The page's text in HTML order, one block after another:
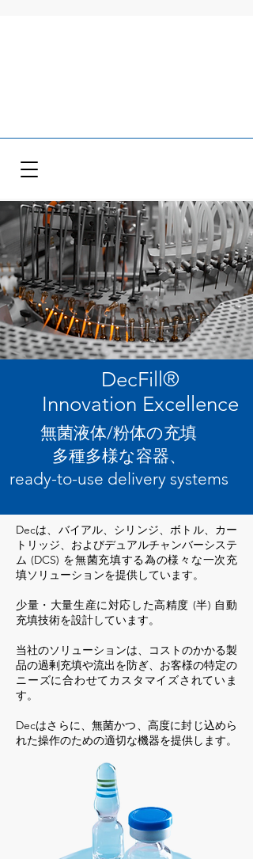
DecFill ®
Innovation Excellence
無菌液体/粉体の充填
多種多様な容器、
ready-to-use delivery systems
Decは、バイアル、シリンジ、ボトル、カー
トリッジ、およびデュアルチャンバーシステ
ム (DCS) を無菌充填する為の様々な一次充
填ソリューションを提供しています。
少量・大量生産に対応した高精度 (半) 自動
充填技術を設計しています。
当社のソリューションは、コストのかかる製
品の過剰充填や流出を防ぎ、お客様の特定の
ニーズに合わせてカスタマイズされていま
す。
Decはさらに、無菌かつ、高度に封じ込めら
れた操作のための適切な機器を提供します。